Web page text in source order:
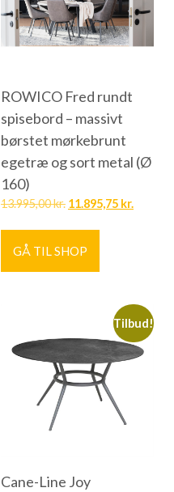
ROWICO Fred rundt
spisebord – massivt
børstet mørkebrunt
egetræ og sort metal (Ø
160)
13.995,00kr. 11.895,75 kr.
GÅ TIL SHOP
Tilbud!
Cane-Line Joy